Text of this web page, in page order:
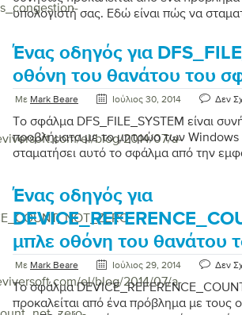
υπολογιστή σας. Εδώ είναι πώς να
el/blog/2014/07/a-
Ένας οδηγός για
οθόνη του θανάτου του
Με Mark Beare Ιούλιος 30, 2014 Δεν
Το σφάλμα DFS_FILE_SYSTEM είναι
προβλήματα με το μητρώο των Windows
σταματήσει αυτό το σφάλμα από την
el/blog/2014/07/a-
Ένας οδηγός για
μπλε οθόνη του θανάτου
Με Mark Beare Ιούλιος 29, 2014 Δεν
Το σφάλμα
προκαλείται από ένα πρόβλημα με τους